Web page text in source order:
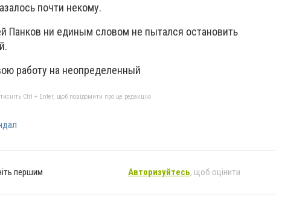
почти некому.
Панков ни единым словом не пытался остановить
работу на неопределенный
Ctrl + Enter, щоб повідомити про це редакцію
першим Авторизуйтесь, щоб оцінити